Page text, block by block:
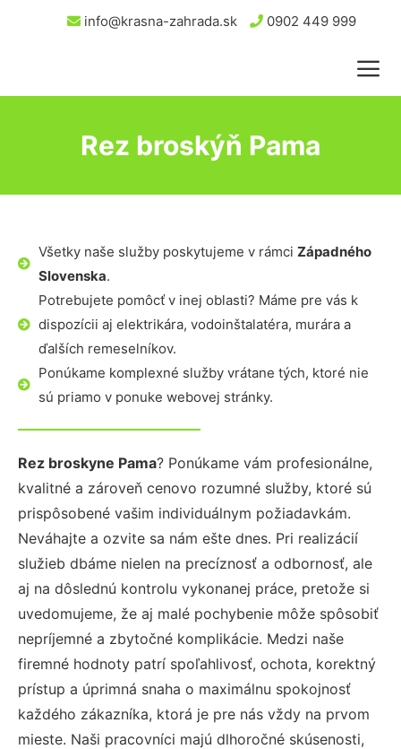
info@krasna-zahrada.sk 0902 449 999
Rez broskýň Pama
Všetky naše služby poskytujeme v rámci Západného
Slovenska.
Potrebujete pomôcť v inej oblasti? Máme pre vás k
dispozícii aj elektrikára, vodoinštalatéra, murára a
ďalších remeselníkov.
Ponúkame komplexné služby vrátane tých, ktoré nie
sú priamo v ponuke webovej stránky.
Rez broskyne Pama? Ponúkame vám profesionálne,
kvalitné a zároveň cenovo rozumné služby, ktoré sú
prispôsobené vašim individuálnym požiadavkám.
Neváhajte a ozvite sa nám ešte dnes. Pri realizácií
služieb dbáme nielen na precíznosť a odbornosť, ale
aj na dôslednú kontrolu vykonanej práce, pretože si
uvedomujeme, že aj malé pochybenie môže spôsobiť
nepríjemné a zbytočné komplikácie. Medzi naše
firemné hodnoty patrí spoľahlivosť, ochota, korektný
prístup a úprimná snaha o maximálnu spokojnosť
každého zákazníka, ktorá je pre nás vždy na prvom
mieste. Naši pracovníci majú dlhoročné skúsenosti,